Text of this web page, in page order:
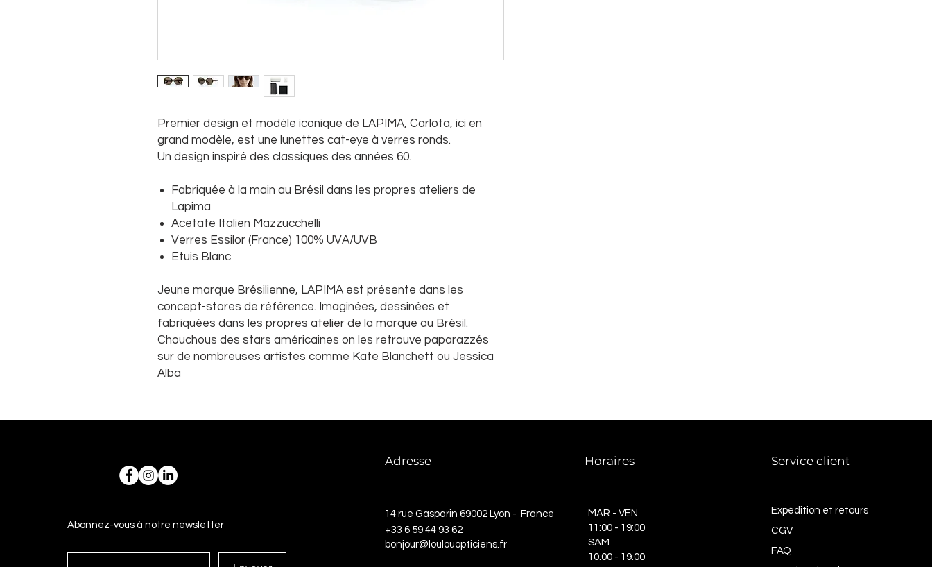
Premier design et modèle iconique de LAPIMA, Carlota, ici en
grand modèle, est une lunettes cat-eye à verres ronds.
Un design inspiré des classiques des années 60.
Fabriquée à la main au Brésil dans les propres ateliers de
Lapima
Acetate Italien Mazzucchelli
Verres Essilor (France) 100% UVA/UVB
Etuis Blanc
Jeune marque Brésilienne, LAPIMA est présente dans les
concept-stores de référence. Imaginées, dessinées et
fabriquées dans les propres atelier de la marque au Brésil.
Chouchous des stars américaines on les retrouve paparazzés
sur de nombreuses artistes comme Kate Blanchett ou Jessica
Alba
Abonnez-vous à notre newsletter
Adresse
14 rue Gasparin 69002 Lyon - France
+33 6 59 44 93 62
bonjour@loulouopticiens.fr
Horaires
MAR - VEN
11:00 - 19:00
SAM
10:00 - 19:00
Service client
Expédition et retours
CGV
FAQ